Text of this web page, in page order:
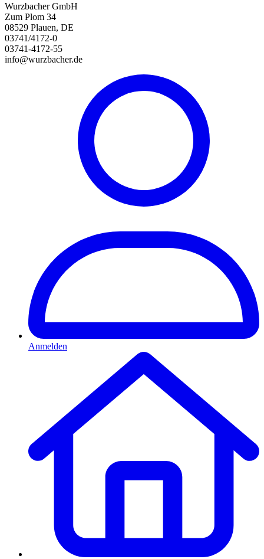
Wurzbacher GmbH
Zum Plom 34
08529 Plauen, DE
03741/4172-0
03741-4172-55
info@wurzbacher.de
Anmelden